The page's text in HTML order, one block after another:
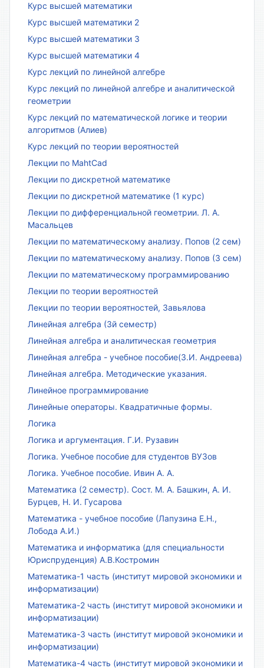
Курс высшей математики
Курс высшей математики 2
Курс высшей математики 3
Курс высшей математики 4
Курс лекций по линейной алгебре
Курс лекций по линейной алгебре и аналитической
геометрии
Курс лекций по математической логике и теории
алгоритмов (Алиев)
Курс лекций по теории вероятностей
Лекции по MahtCad
Лекции по дискретной математике
Лекции по дискретной математике (1 курс)
Лекции по дифференциальной геометрии. Л. А.
Масальцев
Лекции по математическому анализу. Попов (2 сем)
Лекции по математическому анализу. Попов (3 сем)
Лекции по математическому программированию
Лекции по теории вероятностей
Лекции по теории вероятностей, Завьялова
Линейная алгебра (3й семестр)
Линейная алгебра и аналитическая геометрия
Линейная алгебра - учебное пособие(З.И. Андреева)
Линейная алгебра. Методические указания.
Линейное программирование
Линейные операторы. Квадратичные формы.
Логика
Логика и аргументация. Г.И. Рузавин
Логика. Учебное пособие для студентов ВУЗов
Логика. Учебное пособие. Ивин А. А.
Математика (2 семестр). Сост. М. А. Башкин, А. И.
Бурцев, Н. И. Гусарова
Математика - учебное пособие (Лапузина Е.Н.,
Лобода А.И.)
Математика и информатика (для специальности
Юриспруденция) А.В.Костромин
Математика-1 часть (институт мировой экономики и
информатизации)
Математика-2 часть (институт мировой экономики и
информатизации)
Математика-3 часть (институт мировой экономики и
информатизации)
Математика-4 часть (институт мировой экономики и